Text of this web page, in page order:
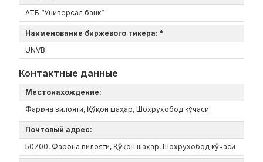
АТБ “Универсал банк”
Наименование биржевого тикера: *
UNVB
Контактные данные
Местонахождение:
Фарғона вилояти, Қўқон шаҳар, Шохрухобод кўчаси
Почтовый адрес:
50700, Фарғона вилояти, Қўқон шаҳар, Шохрухобод кўчаси